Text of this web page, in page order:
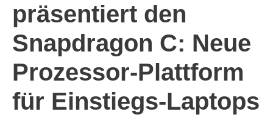
präsentiert den
Snapdragon C: Neue
Prozessor-Plattform
für Einstiegs-Laptops